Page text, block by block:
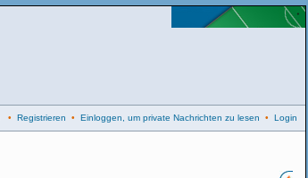
• Registrieren • Einloggen, um private Nachrichten zu lesen • Login